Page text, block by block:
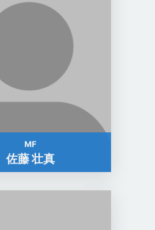
MF
佐藤 壮真